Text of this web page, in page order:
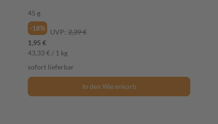
45 g
-18%
UVP: 2,39 €
1,95 €
43,33 € / 1 kg
sofort lieferbar
In den Warenkorb